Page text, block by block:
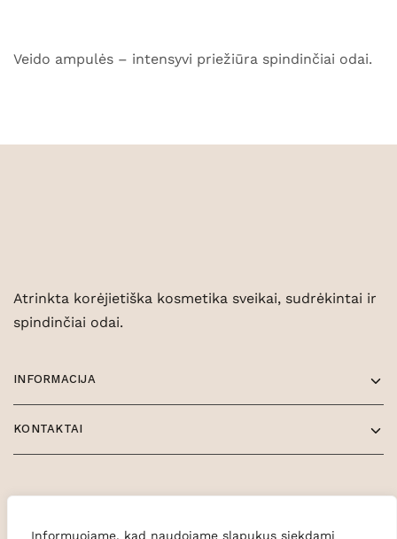
Informuojame, kad naudojame slapukus siekdami
Veido ampulės – intensyvi priežiūra spindinčiai odai.
Atrinkta korėjietiška kosmetika sveikai, sudrėkintai ir
spindinčiai odai.
INFORMACIJA
KONTAKTAI